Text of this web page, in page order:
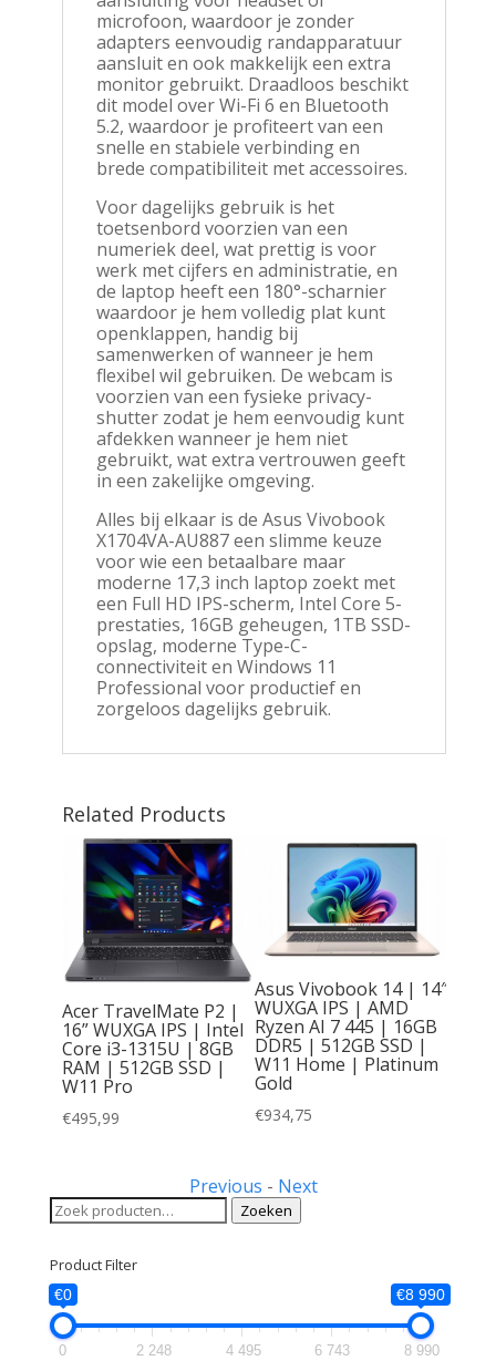
microfoon, waardoor je zonder
adapters eenvoudig randapparatuur
aansluit en ook makkelijk een extra
monitor gebruikt. Draadloos beschikt
dit model over Wi-Fi 6 en Bluetooth
5.2, waardoor je profiteert van een
snelle en stabiele verbinding en
brede compatibiliteit met accessoires.
Voor dagelijks gebruik is het
toetsenbord voorzien van een
numeriek deel, wat prettig is voor
werk met cijfers en administratie, en
de laptop heeft een 180°-scharnier
waardoor je hem volledig plat kunt
openklappen, handig bij
samenwerken of wanneer je hem
flexibel wil gebruiken. De webcam is
voorzien van een fysieke privacy-
shutter zodat je hem eenvoudig kunt
afdekken wanneer je hem niet
gebruikt, wat extra vertrouwen geeft
in een zakelijke omgeving.
Alles bij elkaar is de Asus Vivobook
X1704VA-AU887 een slimme keuze
voor wie een betaalbare maar
moderne 17,3 inch laptop zoekt met
een Full HD IPS-scherm, Intel Core 5-
prestaties, 16GB geheugen, 1TB SSD-
opslag, moderne Type-C-
connectiviteit en Windows 11
Professional voor productief en
zorgeloos dagelijks gebruik.
Related Products
Acer TravelMate P2 |
16” WUXGA IPS | Intel
Core i3-1315U | 8GB
RAM | 512GB SSD |
W11 Pro
€495,99
Asus Vivobook 14 | 14″
WUXGA IPS | AMD
Ryzen AI 7 445 | 16GB
DDR5 | 512GB SSD |
W11 Home | Platinum
Gold
€934,75
Previous - Next
Zoeken
naar:
Zoeken
Product Filter
€0 €8 990
0 2 248 4 495 6 743 8 990